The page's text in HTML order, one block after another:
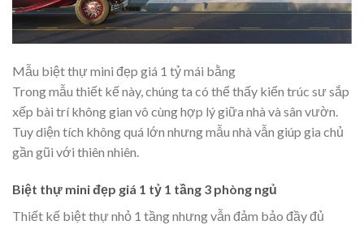
Mẫu biệt thự mini đẹp giá 1 tỷ mái bằng
Trong mẫu thiết kế này, chúng ta có thể thấy kiến trúc sư sắp
xếp bài trí không gian vô cùng hợp lý giữa nhà và sân vườn.
Tuy diện tích không quá lớn nhưng mẫu nhà vẫn giúp gia chủ
gần gũi với thiên nhiên.
Biệt thự mini đẹp giá 1 tỷ 1 tầng 3 phòng ngủ
Thiết kế biệt thự nhỏ 1 tầng nhưng vẫn đảm bảo đầy đủ